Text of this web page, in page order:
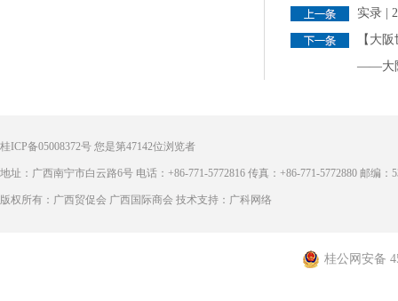
实录 |
【大
——大
桂ICP备05008372号 您是第47142位浏览者
地址：广西南宁市白云路6号 电话：+86-771-5772816 传真：+86-771-5772880 邮编：
版权所有：广西贸促会 广西国际商会 技术支持：广科网络
桂公网安备